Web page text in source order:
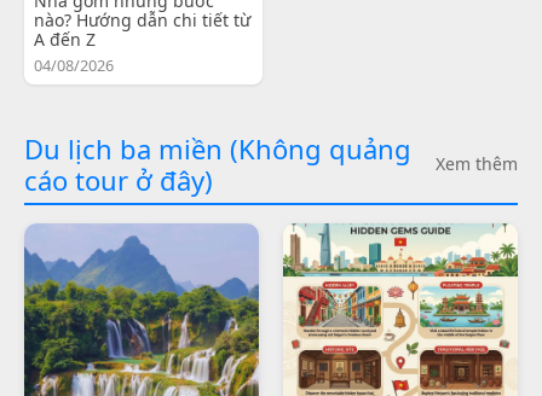
nào? Hướng dẫn chi tiết từ
A đến Z
04/08/2026
Du lịch ba miền (Không quảng
cáo tour ở đây)
Xem thêm